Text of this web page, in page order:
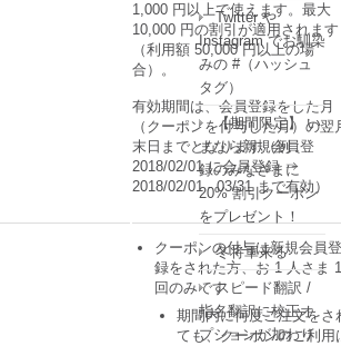
1,000 円以上で使えます。最大
10,000 円の割引が適用されます
（利用額 50,000 円以上の場
合）。
有効期間は、会員登録をした月
（クーポンを付与した月）の翌
末日までとなります（例 :
2018/02/01 に会員登録 ⇒
2018/02/01 - 03/31 まで有効）
クーポンの付与は新規会員登
録をされた方、お 1 人さま 1
回のみです
期間内に何度ご注文をさ
ても、クーポンのご利用
Twitter や
Instagram でお馴染
みの #（ハッシュ
タグ）
【期間限定】 い
まなら新規会員登
録のみなさまに
20% 割引クーポン
をプレゼント！
冬将軍来る
スピード翻訳 /
指名翻訳に校正オ
プションが加わり